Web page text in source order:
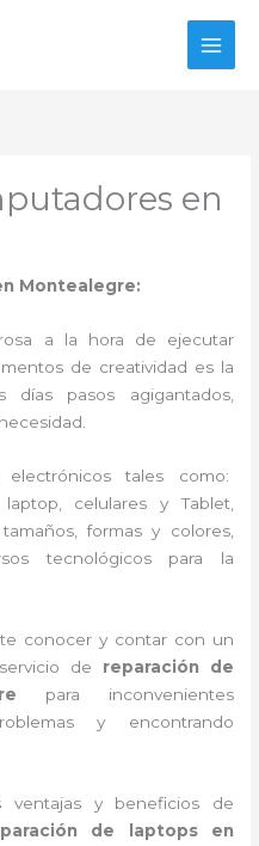
en
Montealegre:
a la hora de ejecutar
de creatividad es la
pasos agigantados,
tales como:
celulares y Tablet,
formas y colores,
tecnológicos para la
conocer y contar con un
de reparación de
para inconvenientes
y encontrando
ventajas y beneficios de
de laptops en